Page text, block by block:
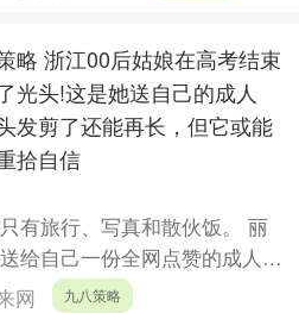
略 浙江00后姑娘在高考结束
光头!这是她送自己的成人
发剪了还能再长，但它或能
拾自信
有旅行、写真和散伙饭。 丽
给自己一份全网点赞的成人礼
，高考结束直接剃光头捐
网 九八策略